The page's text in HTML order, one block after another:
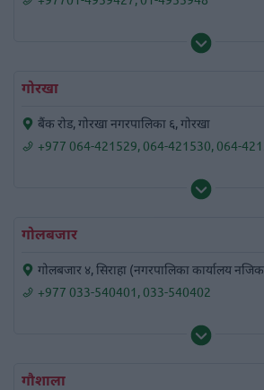
गोरखा
बैंक रोड, गोरखा नगरपालिका ६, गोरखा
+977 064-421529, 064-421530, 064-
गोलबजार
गोलबजार ४, सिराहा (नगरपालिका कार्यालय
+977 033-540401 , 033-540402
गौशाला